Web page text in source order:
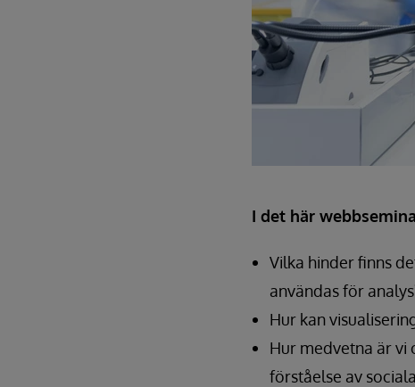
I det här
Vilka hinder finns
användas för
Hur kan
Hur medvetna är
förståelse av